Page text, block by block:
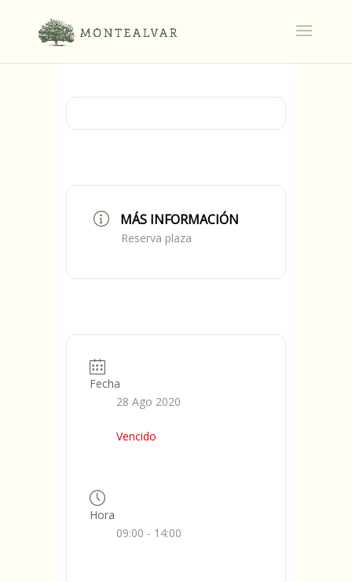
MÁS INFORMACIÓN
Reserva plaza
Fecha
28 Ago 2020
Vencido
Hora
09:00 - 14:00